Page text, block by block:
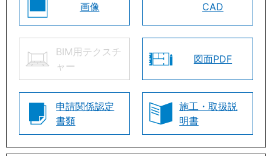
画像 CAD
BIM用テクスチ
ャー
図面PDF
申請関係認定
書類
施工・取扱説
明書